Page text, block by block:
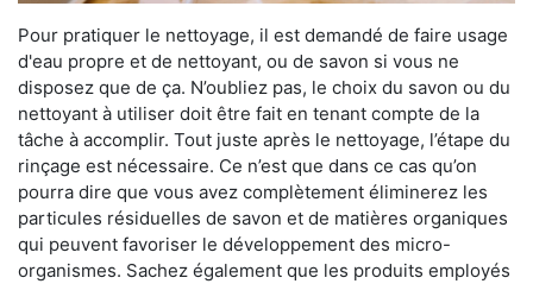
Pour pratiquer le nettoyage, il est demandé de faire usage
d'eau propre et de nettoyant, ou de savon si vous ne
disposez que de ça. N’oubliez pas, le choix du savon ou du
nettoyant à utiliser doit être fait en tenant compte de la
tâche à accomplir. Tout juste après le nettoyage, l’étape du
rinçage est nécessaire. Ce n’est que dans ce cas qu’on
pourra dire que vous avez complètement éliminerez les
particules résiduelles de savon et de matières organiques
qui peuvent favoriser le développement des micro-
organismes. Sachez également que les produits employés